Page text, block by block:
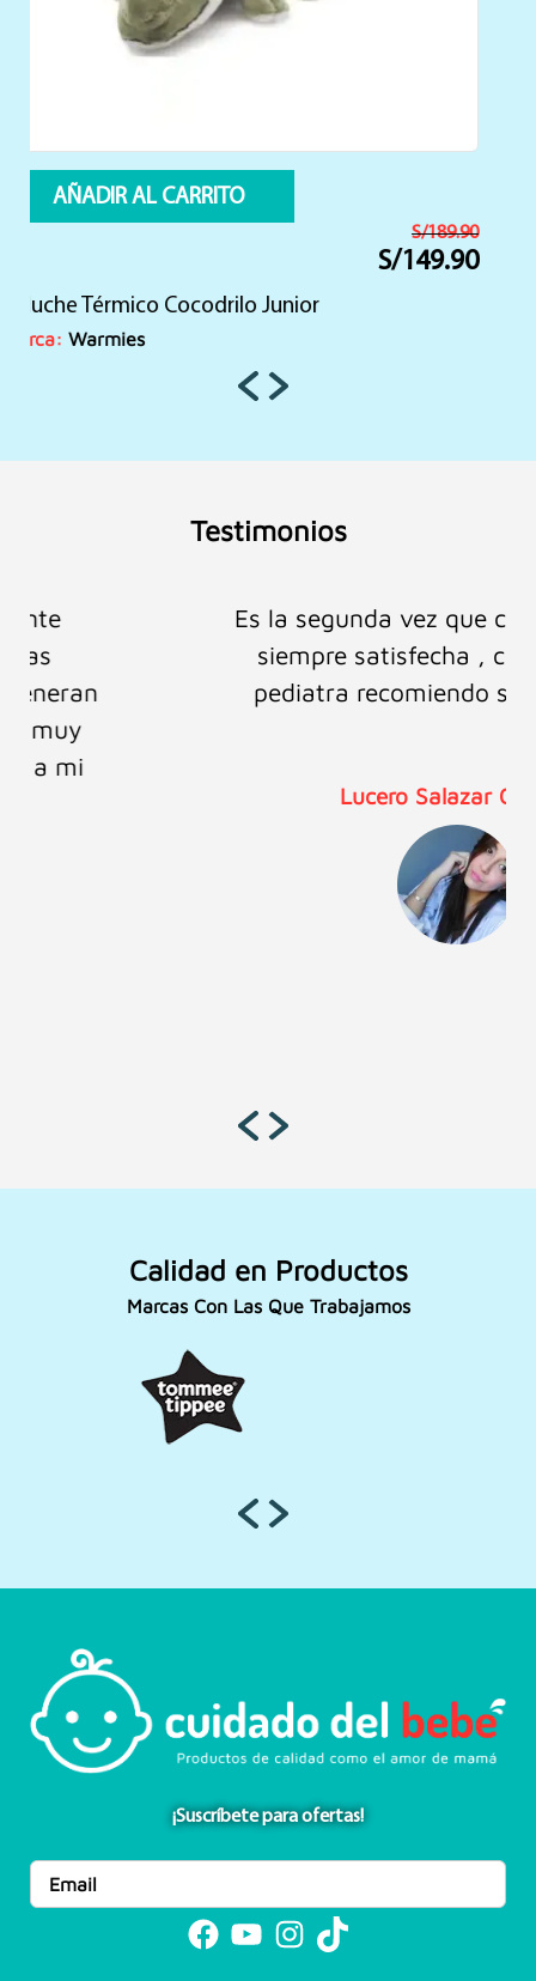
AÑADIR AL CARRITO
S/189.90
original
S/149.90
actual
Peluche Térmico Dino Multicolor Junior
Marca:Warmies
Testimonios
Es la segunda vez que confío en ellos y
siempre satisfecha , como mamá y
pediatra recomiendo sus productos.
Lucero Salazar Castillo
Calidad en Productos
Marcas Con Las Que Trabajamos
¡Suscríbete para ofertas!
Facebook
YouTube
Instagram
TikTok